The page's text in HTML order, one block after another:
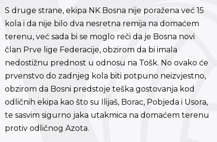
S druge strane, ekipa NK Bosna nije poražena već 15
kola i da nije bilo dva nesretna remija na domaćem
terenu, već sada bi se moglo reči da je Bosna novi
član Prve lige Federacije, obzirom da bi imala
nedostižnu prednost u odnosu na Tošk. No ovako će
prvenstvo do zadnjeg kola biti potpuno neizvjestno,
obzirom da Bosni predstoje teška gostovanja kod
odličnih ekipa kao što su Ilijaš, Borac, Pobjeda i Usora,
te sasvim sigurno jaka utakmica na domaćem terenu
protiv odličnog Azota.